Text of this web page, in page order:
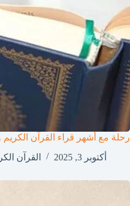
رحلة مع أشهر قراء القرآن الكريم
أكتوبر 3, 2025
القرآن